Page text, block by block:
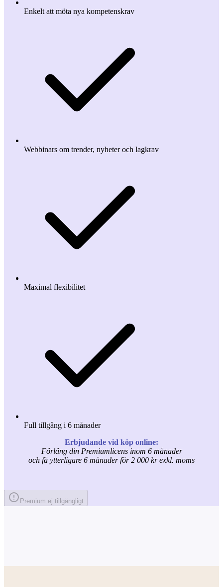
Enkelt att möta nya kompetenskrav
Webbinars om trender, nyheter och lagkrav
Maximal flexibilitet
Full tillgång i 6 månader
Erbjudande vid köp online:
Förläng din Premiumlicens inom 6 månader
och få ytterligare 6 månader för 2 000 kr exkl. moms
Premium ej tillgängligt